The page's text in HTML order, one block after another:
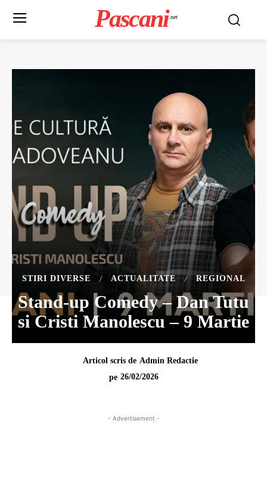
Pascani .net
STIRI DIVERSE ACTUALITATE REGIONAL
Stand-up Comedy – Dan Tutu
si Cristi Manolescu – 9 Martie
Articol scris de Admin Redactie
pe 26/02/2026
- Advertisement -